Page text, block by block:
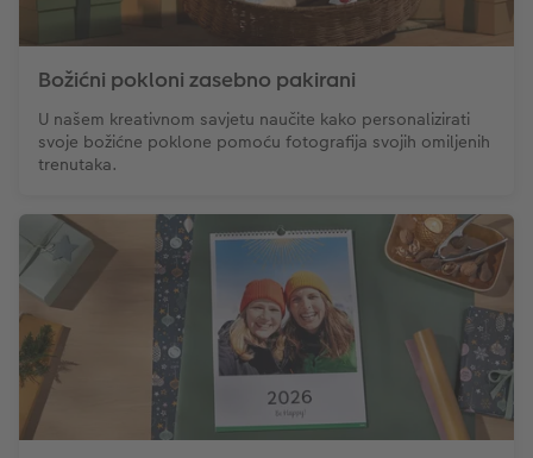
Dodaci
XXL Retro fotografija
Božićni pokloni zasebno pakirani
U našem kreativnom savjetu naučite kako personalizirati
svoje božićne poklone pomoću fotografija svojih omiljenih
trenutaka.